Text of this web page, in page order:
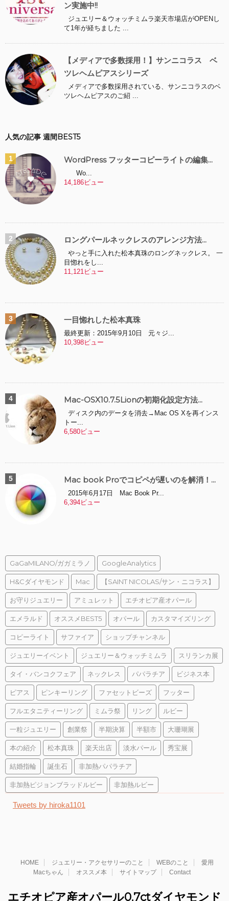
ン実施中!!
ジュエリー＆ウォッチミムラ楽天市場店がOPENし
て1年が経ちました ...
【メディアで多数採用！】サンニコラス ベ
ツレヘムピアスシリーズ
メディアで多数採用されている、サンニコラスのベ
ツレヘムピアスのご紹 ...
人気の記事 週間BEST5
WordPress フッターコピーライトの編集...
Wo...
14,186ビュー
ロングパールネックレスのアレンジ方法...
やっと手に入れた松本真珠のロングネックレス。 一
目惚れをし...
11,121ビュー
一目惚れした松本真珠
最終更新：2015年9月10日 元々ジ...
10,398ビュー
Mac-OSX10.7.5Lionの初期化設定方法...
ディスク内のデータを消去→Mac OS Xを再インス
トー...
6,580ビュー
Mac book Proでコピペが遅いのを解消！...
2015年6月17日 Mac Book Pr...
6,394ビュー
GaGaMILANO/ガガミラノ GoogleAnalytics
H&Cダイヤモンド Mac 【SAINT NICOLAS/サン・ニコラス】
お守りジュエリー アミュレット エチオピア産オパール
エメラルド オススメBEST5 オパール カスタマイズリング
コピーライト サファイア ショップチャンネル
ジュエリーイベント ジュエリー＆ウォッチミムラ スリランカ展
タイ・バンコクフェア ネックレス パパラチア ビジネス本
ピアス ピンキーリング ファセットビーズ フッター
フルエタニティーリング ミムラ祭 リング ルビー
一粒ジュエリー 創業祭 半期決算 半額市 大珊瑚展
本の紹介 松本真珠 楽天出店 淡水パール 秀宝展
結婚指輪 誕生石 非加熱パパラチア
非加熱ピジョンブラッドルビー 非加熱ルビー
Tweets by hiroka1101
HOME ジュエリー・アクセサリーのこと WEBのこと
愛用
Macちゃん
オススメ本 サイトマップ Contact
エチオピア産オパール0.7ctダイヤモンド